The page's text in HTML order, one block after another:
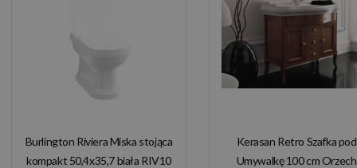
Burlington Riviera Miska stojąca
kompakt 50,4x35,7 biała RIV10
Kerasan Retro Szafka pod
Umywalkę 100 cm Orzech